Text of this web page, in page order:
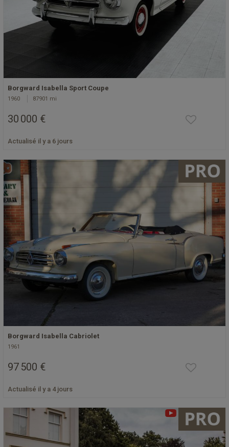
Borgward Isabella Sport Coupe
1960 87901 mi
30 000 €
Actualisé il y a 6 jours
Borgward Isabella Cabriolet
1961
97 500 €
Actualisé il y a 4 jours